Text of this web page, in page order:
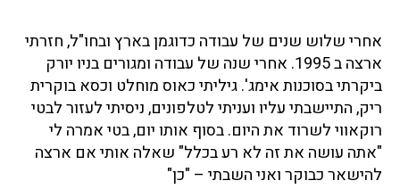
אחרי שלוש שנים של עבודה כדוגמן בארץ ובחו"ל, חזרתי
ארצה ב 1995. אחרי שנה של עבודה ומגורים בניו יורק
ביקרתי בסוכנות אימג'. גיליתי כאוס מוחלט וכסא בוקרית
ריק, התיישבתי עליו ועניתי לטלפונים, ניסיתי לעזור לבטי
רוקאווי לשרוד את היום. בסוף אותו יום, בטי אמרה לי
"אתה עושה את זה לא רע בכלל" שאלה אותי אם ארצה
להישאר כבוקר ואני השבתי – "כן"